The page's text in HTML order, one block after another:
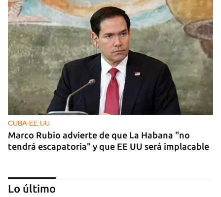
CUBA-EE UU
Marco Rubio advierte de que La Habana "no
tendrá escapatoria" y que EE UU será implacable
Lo último